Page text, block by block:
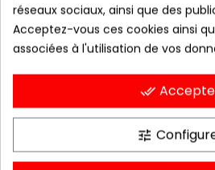
réseaux sociaux, ainsi que des
Acceptez-vous ces cookies ainsi
associées à l'utilisation de vos
done_all
tune